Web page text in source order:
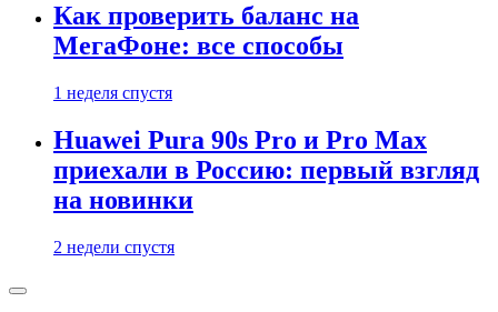
Как проверить баланс на
МегаФоне: все способы
1 неделя спустя
Huawei Pura 90s Pro и Pro Max
приехали в Россию: первый взгляд
на новинки
2 недели спустя